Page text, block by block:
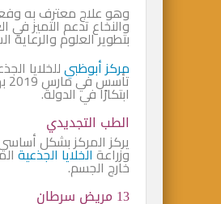
وهو علاج معترف به
والنخاع تدعم التميز في
بتطوير العلوم والرعاية
مركز أبوظبيللخلايا
ابتكارًا في الدولة.
الطب التجديدي
يركز المركز بشكل
وزراعةالخلايا الجذعية
خارج الجسم.
13 مريض سرطان